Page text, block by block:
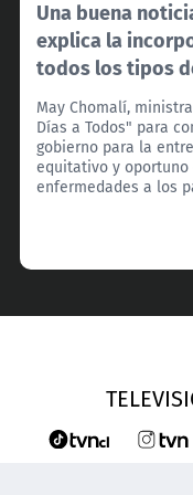
Una buena
explica la
todos los tipos
May Chomalí,
Días a Todos" para
gobierno para la
equitativo y
enfermedades a los